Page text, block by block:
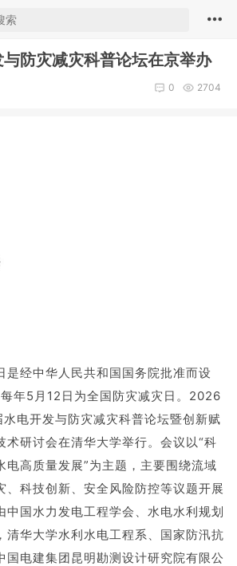
防灾减灾科普论坛在京举办
2704
0
是经中华人民共和国国务院批准而设
年5月12日为全国防灾减灾日。2026
电开发与防灾减灾科普论坛暨创新赋
术研讨会在清华大学举行。会议以“科
电高质量发展”为主题，主要围绕流域
、科技创新、安全风险防控等议题开展
中国水力发电工程学会、水电水利规划
清华大学水利水电工程系、国家防汛抗
国电建集团昆明勘测设计研究院有限公